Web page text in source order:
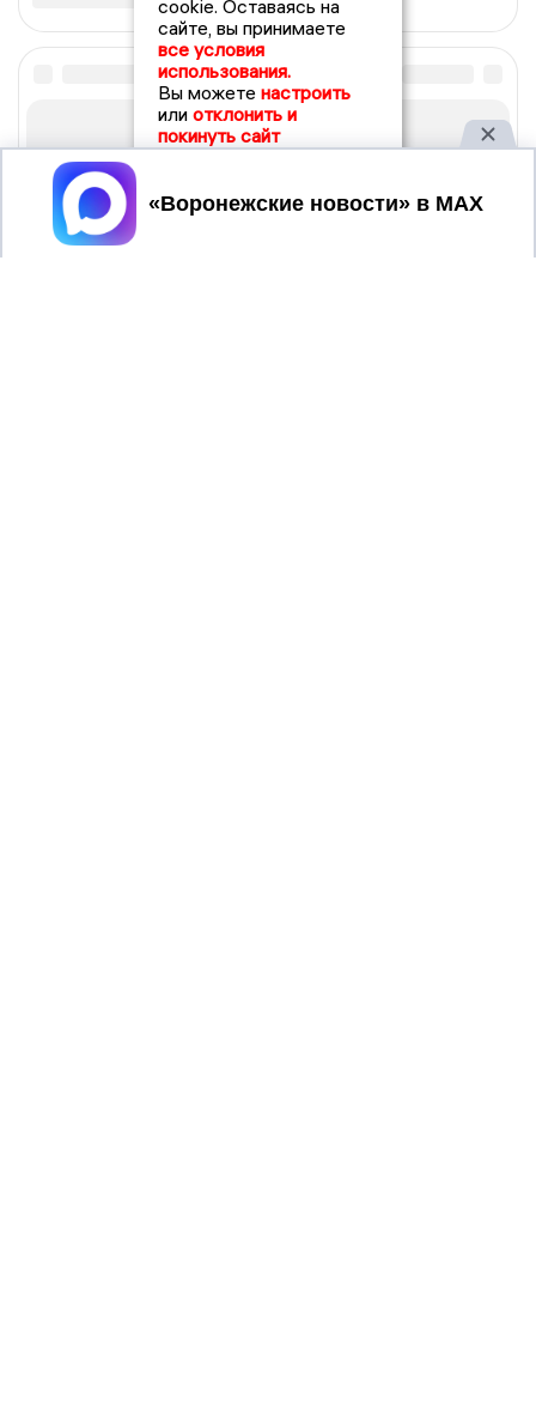
cookie. Оставаясь на
сайте, вы принимаете
все условия
использования.
Вы можете настроить
или отклонить и
покинуть сайт
Принять